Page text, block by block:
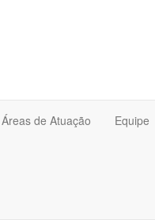
Áreas de Atuação Equipe